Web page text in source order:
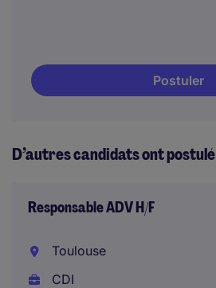
Postuler
D’autres candidats ont postulé
Responsable ADV H/F
Toulouse
CDI